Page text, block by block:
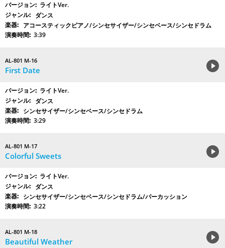
ライトVer.
ダンス
アコースティックピアノ/シンセサイザー/シンセベース/シンセドラム
3:39
AL-801 M-16
First Date
ライトVer.
ダンス
シンセサイザー/シンセベース/シンセドラム
3:29
AL-801 M-17
Colorful Sweets
ライトVer.
ダンス
シンセサイザー/シンセベース/シンセドラム/パーカッション
3:22
AL-801 M-18
Beautiful Weather